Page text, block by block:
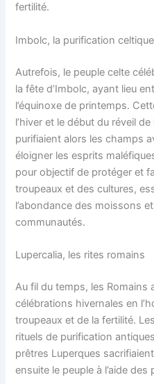
fertilité.
Imbolc, la purification celtique
Autrefois, le peuple celte
la fête d’Imbolc, ayant lieu
l’équinoxe de printemps.
l’hiver et le début du réveil
purifiaient alors les champs
éloigner les esprits
pour objectif de protéger et
troupeaux et des cultures,
l’abondance des moissons
communautés.
Lupercalia, les rites romains
Au fil du temps, les Romains
célébrations hivernales en
troupeaux et de la fertilité.
rituels de purification
prêtres Luperques
ensuite le peuple à l’aide